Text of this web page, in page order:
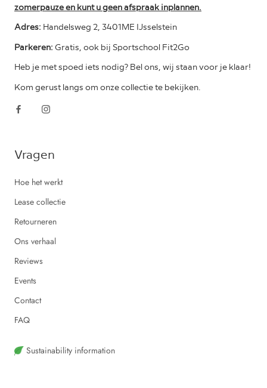
zomerpauze en kunt u geen afspraak inplannen.
Adres: Handelsweg 2, 3401ME IJsselstein
Parkeren: Gratis, ook bij Sportschool Fit2Go
Heb je met spoed iets nodig? Bel ons, wij staan voor je klaar!
Kom gerust langs om onze collectie te bekijken.
Vragen
Hoe het werkt
Lease collectie
Retourneren
Ons verhaal
Reviews
Events
Contact
FAQ
Sustainability information